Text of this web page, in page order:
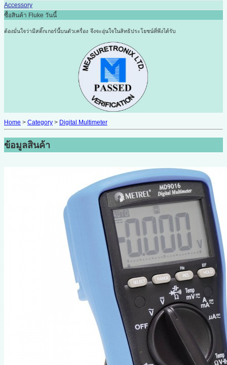
Accessory
ซื้อสินค้า Fluke วันนี้
ต้องมั่นใจว่ามีสติ๊กเกอร์นี้บนตัวเครื่อง จึงจะอุ่นใจในสิทธิประโยชน์ที่พึงได้รับ
Home > Category > Digital Multimeter
ข้อมูลสินค้า